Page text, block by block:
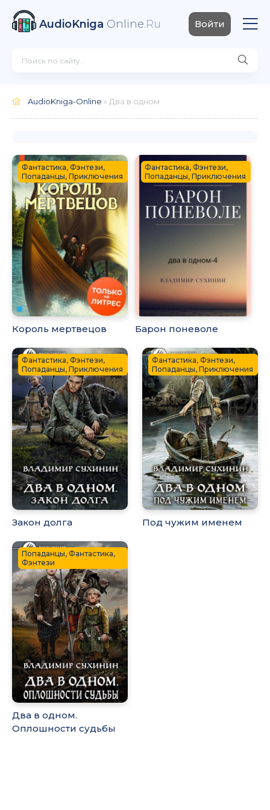
AudioKniga Online.Ru Войти
AudioKniga-Online » Два в одном
Фантастика, Фэнтези,
Попаданцы, Приключения
Король мертвецов
Фантастика, Фэнтези,
Попаданцы, Приключения
Барон поневоле
Фантастика, Фэнтези,
Попаданцы, Приключения
Закон долга
Фантастика, Фэнтези,
Попаданцы, Приключения
Под чужим именем
Попаданцы, Фантастика,
Фэнтези
Два в одном.
Оплошности судьбы